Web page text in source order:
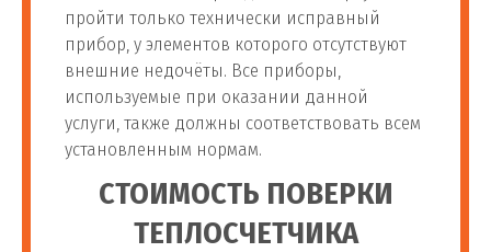
пройти только технически исправный
прибор, у элементов которого отсутствуют
внешние недочёты. Все приборы,
используемые при оказании данной
услуги, также должны соответствовать всем
установленным нормам.
СТОИМОСТЬ ПОВЕРКИ
ТЕПЛОСЧЕТЧИКА